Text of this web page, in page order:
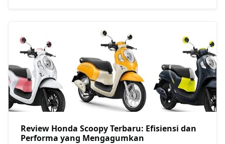
Review Honda Scoopy Terbaru: Efisiensi dan
Performa yang Mengagumkan